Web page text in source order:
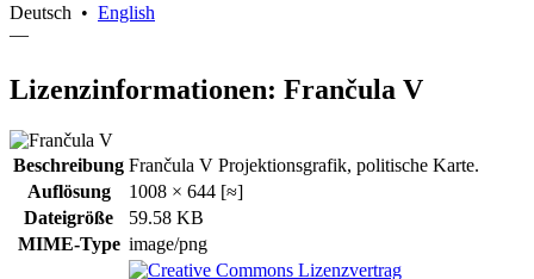
Deutsch • English
—
Lizenzinformationen: Frančula V
Beschreibung Frančula V Projektionsgrafik, politische Karte.
Auflösung
1008 × 644 [≈]
Dateigröße
59.58 KB
MIME-Type image/png